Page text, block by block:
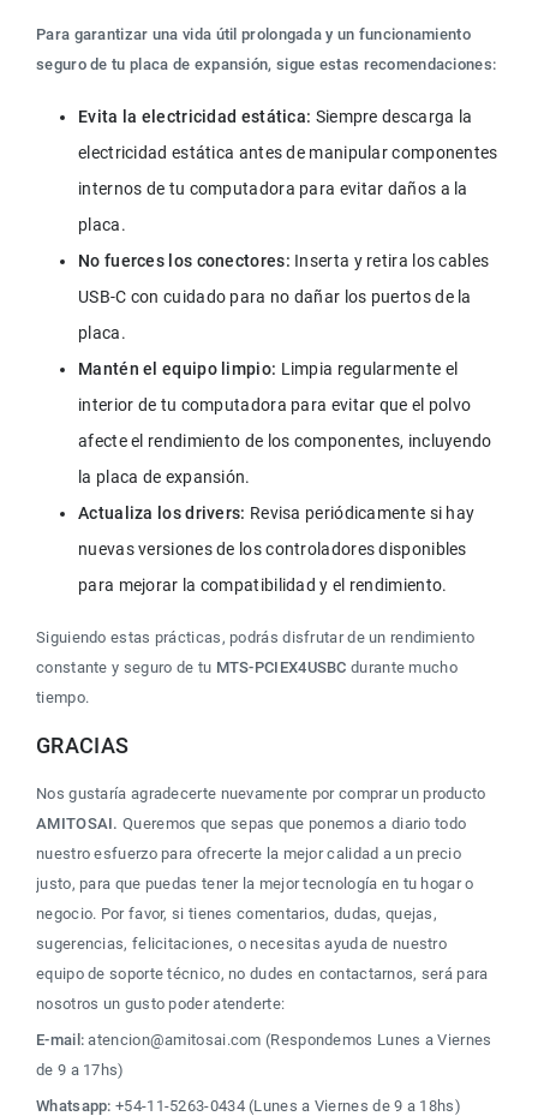
Para garantizar una vida útil prolongada y un funcionamiento
seguro de tu placa de expansión, sigue estas recomendaciones:
Evita la electricidad estática: Siempre descarga la
electricidad estática antes de manipular componentes
internos de tu computadora para evitar daños a la
placa.
No fuerces los conectores: Inserta y retira los cables
USB-C con cuidado para no dañar los puertos de la
placa.
Mantén el equipo limpio: Limpia regularmente el
interior de tu computadora para evitar que el polvo
afecte el rendimiento de los componentes, incluyendo
la placa de expansión.
Actualiza los drivers: Revisa periódicamente si hay
nuevas versiones de los controladores disponibles
para mejorar la compatibilidad y el rendimiento.
Siguiendo estas prácticas, podrás disfrutar de un rendimiento
constante y seguro de tu MTS-PCIEX4USBC durante mucho
tiempo.
GRACIAS
Nos gustaría agradecerte nuevamente por comprar un producto
AMITOSAI. Queremos que sepas que ponemos a diario todo
nuestro esfuerzo para ofrecerte la mejor calidad a un precio
justo, para que puedas tener la mejor tecnología en tu hogar o
negocio. Por favor, si tienes comentarios, dudas, quejas,
sugerencias, felicitaciones, o necesitas ayuda de nuestro
equipo de soporte técnico, no dudes en contactarnos, será para
nosotros un gusto poder atenderte:
E-mail: atencion@amitosai.com (Respondemos Lunes a Viernes
de 9 a 17hs)
Whatsapp: +54-11-5263-0434 (Lunes a Viernes de 9 a 18hs)